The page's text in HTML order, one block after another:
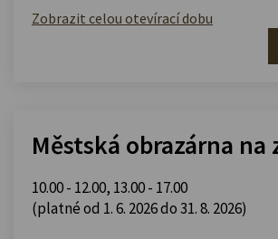
Zobrazit celou otevírací dobu
Městská obrazárna na
10.00 - 12.00, 13.00 - 17.00
(platné od 1. 6. 2026 do 31. 8. 2026)